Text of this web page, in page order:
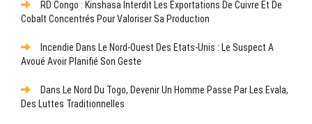
RD Congo : Kinshasa Interdit Les Exportations De Cuivre Et De
Cobalt Concentrés Pour Valoriser Sa Production
Incendie Dans Le Nord-Ouest Des Etats-Unis : Le Suspect A
Avoué Avoir Planifié Son Geste
Dans Le Nord Du Togo, Devenir Un Homme Passe Par Les Evala,
Des Luttes Traditionnelles